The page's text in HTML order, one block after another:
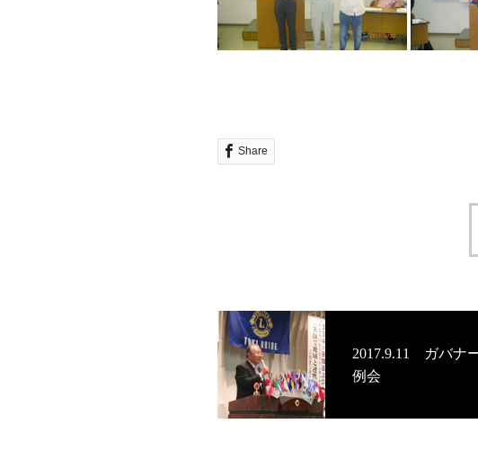
Share
2017.9.11 ガバナ
例会